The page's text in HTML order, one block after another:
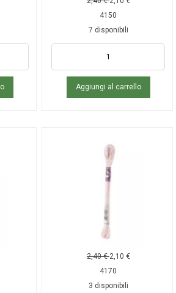
4150
7 disponibili
Aggiungi al carrello
2,40€ 2,10 €
4170
3 disponibili